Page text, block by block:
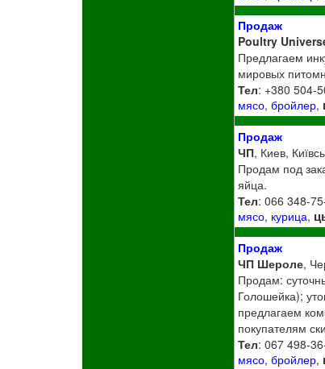
Продаж
Poultry
Предлагаем
мировых
Тел: +380 504-
мясо,бройлер,
Продаж
ЧП, Киев,
Продам под
яйца.
Тел: 066 348-
мясо, курица,
Продаж
ЧП Шероле,
Продам:
Голошейка);
предлагаем
покупателям
Тел: 067 498-
мясо,бройлер,